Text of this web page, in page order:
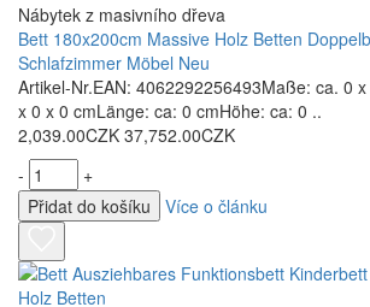
Nábytek z masivního dřeva
Bett 180x200cm Massive Holz Betten
Schlafzimmer Möbel Neu
Artikel-Nr.EAN: 4062292256493Maße: ca. 0
x 0 x 0 cmLänge: ca: 0 cmHöhe: ca: 0 ..
2,039.00CZK 37,752.00CZK
-
+
Přidat do košíku
Více o článku